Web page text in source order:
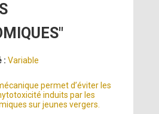
:Variable
permet d’éviter les
induits par les
sur jeunes vergers.